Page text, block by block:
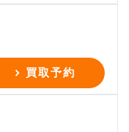
買取予約